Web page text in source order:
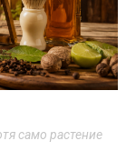
само растение